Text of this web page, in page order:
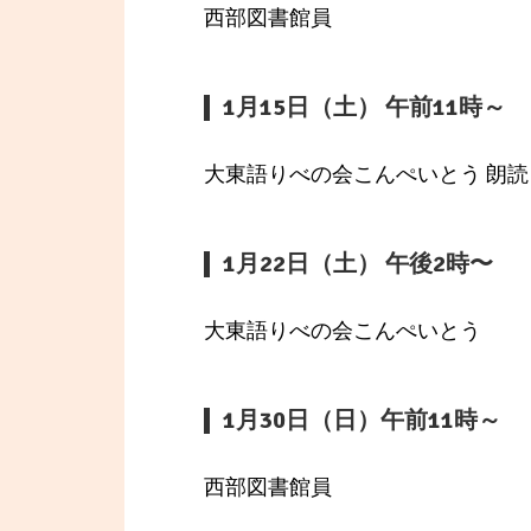
西部図書館員
1月15日（土） 午前11時～
大東語りべの会こんぺいとう 朗
1月22日（土） 午後2時〜
大東語りべの会こんぺいとう
1月30日（日）午前11時～
西部図書館員